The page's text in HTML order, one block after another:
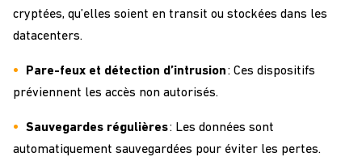
cryptées, qu’elles soient en transit ou stockées dans les
datacenters.
Pare-feux et détection d’intrusion: Ces dispositifs
préviennent les accès non autorisés.
Sauvegardes régulières: Les données sont
automatiquement sauvegardées pour éviter les pertes.